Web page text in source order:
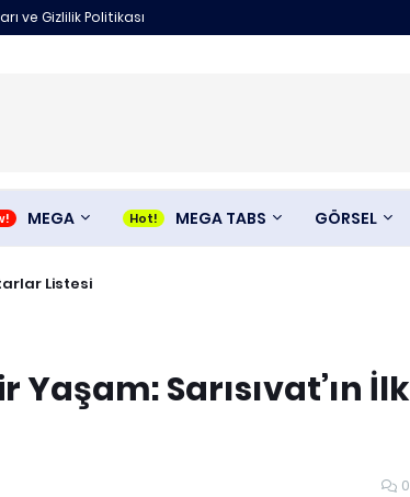
ve Gizlilik Politikası
MEGA MEGA TABS GÖRSEL
Listesi
Sarısıvat’ın İlk
0